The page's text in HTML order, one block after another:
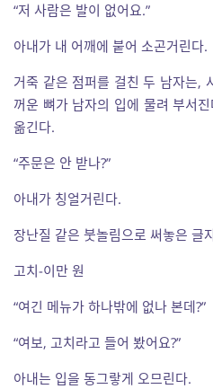
“저 사람은 발이 없어요.”
아내가 내 어깨에 붙어 소곤거린다.
거죽 같은 점퍼를 걸친 두 남자는,
꺼운 뼈가 남자의 입에 물려 부서
옮긴다.
“주문은 안 받나?”
아내가 칭얼거린다.
장난질 같은 붓놀림으로 써놓은 글
고치-이만 원
“여긴 메뉴가 하나밖에 없나 본데?”
“여보, 고치라고 들어 봤어요?”
아내는 입을 동그랗게 오므린다.